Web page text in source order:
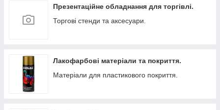
Презентаційне обладнання для торгівлі.
Торгові стенди та аксесуари.
Лакофарбові матеріали та покриття.
Матеріали для пластикового покриття.